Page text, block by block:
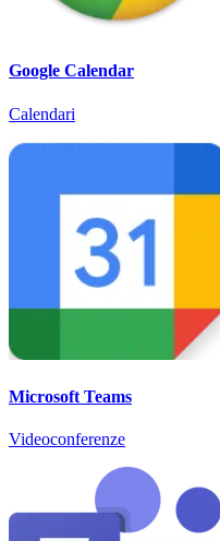
Google Calendar
Calendari
Microsoft Teams
Videoconferenze